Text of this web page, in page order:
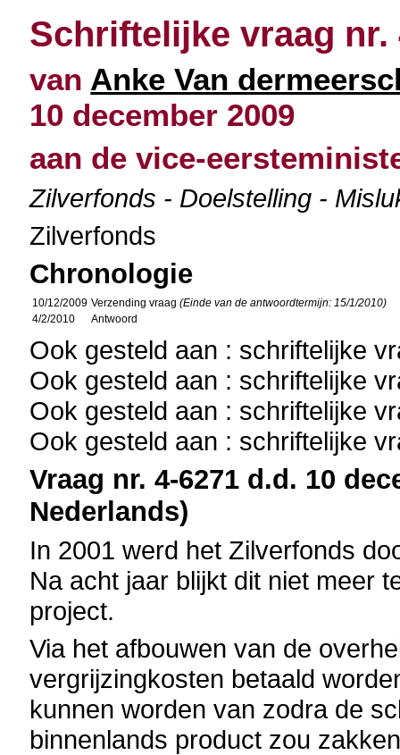
Schriftelijke vraag nr.
van Anke Van
10 december 2009
aan de vice-
Zilverfonds - Doelstelling -
Zilverfonds
Chronologie
10/12/2009 Verzending vraag(Einde van de antwoordtermijn: 15/1/2010)
4/2/2010
Antwoord
Ook gesteld aan : schriftelijke
Ook gesteld aan : schriftelijke
Ook gesteld aan : schriftelijke
Ook gesteld aan : schriftelijke
Vraag nr. 4-6271 d.d. 10
Nederlands)
In 2001 werd het Zilverfonds
Na acht jaar blijkt dit niet meer
project.
Via het afbouwen van de
vergrijzingkosten betaald
kunnen worden van zodra de
binnenlands product zou